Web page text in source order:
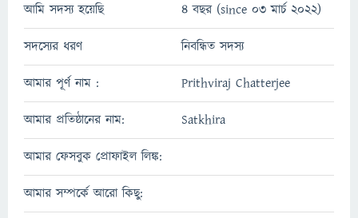
আমি সদস্য হয়েছি 4 বছর (since 03 মার্চ 2022)
সদস্যের ধরণ নিবন্ধিত সদস্য
আমার পূর্ণ নাম : Prithviraj Chatterjee
আমার প্রতিষ্ঠানের নাম: Satkhira
আমার ফেসবুক প্রোফাইল লিঙ্ক:
আমার সম্পর্কে আরো কিছু: